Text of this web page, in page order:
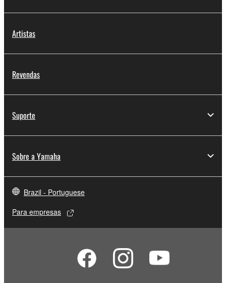
Artistas
Revendas
Suporte
Sobre a Yamaha
Brazil - Portuguese
Para empresas